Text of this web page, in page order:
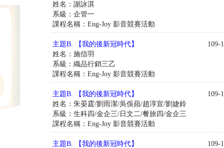
姓名：謝詠淇
系級：企管一
課程名稱：Eng-Joy 影音競賽活動
主題B. 【我的後新冠時代】
姓名：施信羽
系級：織品行銷三乙
課程名稱：Eng-Joy 影音競賽活動
109-1
主題B. 【我的後新冠時代】
姓名：朱晏霆/劉雨潔/吳俁蘋/趙淳宣/劉婕鈴
系級：生科四/金企三/日文二/餐旅四/金企三
課程名稱：Eng-Joy 影音競賽活動
109-1
主題B. 【我的後新冠時代】
109-1